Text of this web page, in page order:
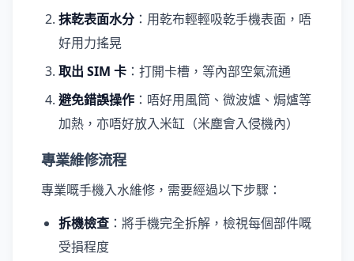
抹乾表面水分 ：用乾布輕輕吸乾手機表面，唔
好用力搖晃
取出 SIM 卡 ：打開卡槽，等內部空氣流通
避免錯誤操作 ：唔好用風筒、微波爐、焗爐等
加熱，亦唔好放入米缸（米塵會入侵機內）
專業維修流程
專業嘅手機入水維修，需要經過以下步驟：
拆機檢查 ：將手機完全拆解，檢視每個部件嘅
受損程度